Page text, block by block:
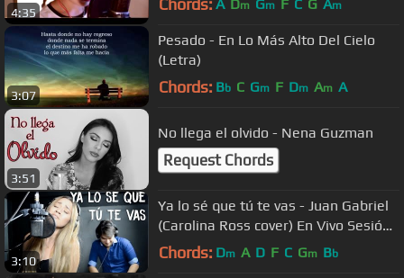
4:35 Chords: A Dm Gm F C G Am
3:07
Pesado - En Lo Más Alto Del Cielo
(Letra)
Chords: Bb C Gm F Dm Am A
3:51
No llega el olvido - Nena Guzman
Request Chords
3:10
Ya lo sé que tú te vas - Juan Gabriel
(Carolina Ross cover) En Vivo Sesión
Estudio
Chords: Dm A D F C Gm Bb